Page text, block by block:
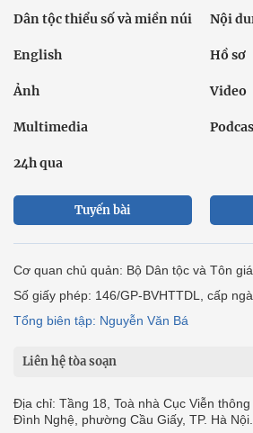
Dân tộc thiểu số và miền núi Nội
English Hồ sơ
Ảnh Video
Multimedia
24h qua
Tuyến bài
Cơ quan chủ quản: Bộ Dân tộc và Tôn
Số giấy phép: 146/GP-BVHTTDL, cấp
Tổng biên tập: Nguyễn Văn Bá
Liên hệ tòa soạn
Địa chỉ: Tầng 18, Toà nhà Cục Viễn
Đình Nghệ, phường Cầu Giấy, TP. Hà Nội.